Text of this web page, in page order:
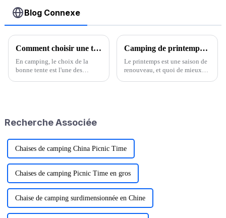
Blog Connexe
Comment choisir une tente pour le camping en plein air ?
En camping, le choix de la
bonne tente est l'une des
Camping de printemps : profiter de la nature avec des tentes et du matériel de camping
Le printemps est une saison de
renouveau, et quoi de mieux
Recherche Associée
Chaises de camping China Picnic Time
Chaises de camping Picnic Time en gros
Chaise de camping surdimensionnée en Chine